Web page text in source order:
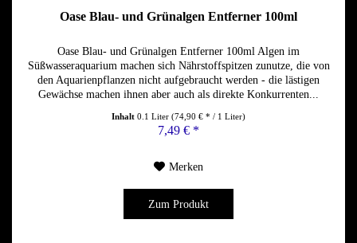
Oase Blau- und Grünalgen Entferner 100ml
Oase Blau- und Grünalgen Entferner 100ml Algen im
Süßwasseraquarium machen sich Nährstoffspitzen zunutze, die von
den Aquarienpflanzen nicht aufgebraucht werden - die lästigen
Gewächse machen ihnen aber auch als direkte Konkurrenten...
Inhalt0.1 Liter(74,90 € * / 1 Liter)
7,49 € *
Merken
Zum Produkt